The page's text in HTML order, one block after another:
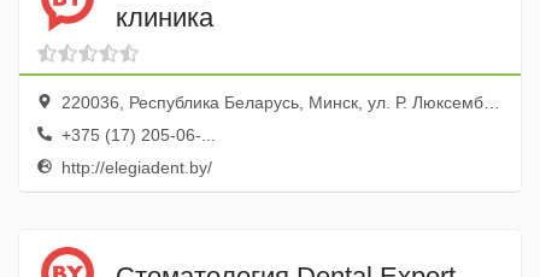
клиника
220036, Республика Беларусь, Минск, ул. Р. Люксембург, 143
+375 (17) 205-06-...
http://elegiadent.by/